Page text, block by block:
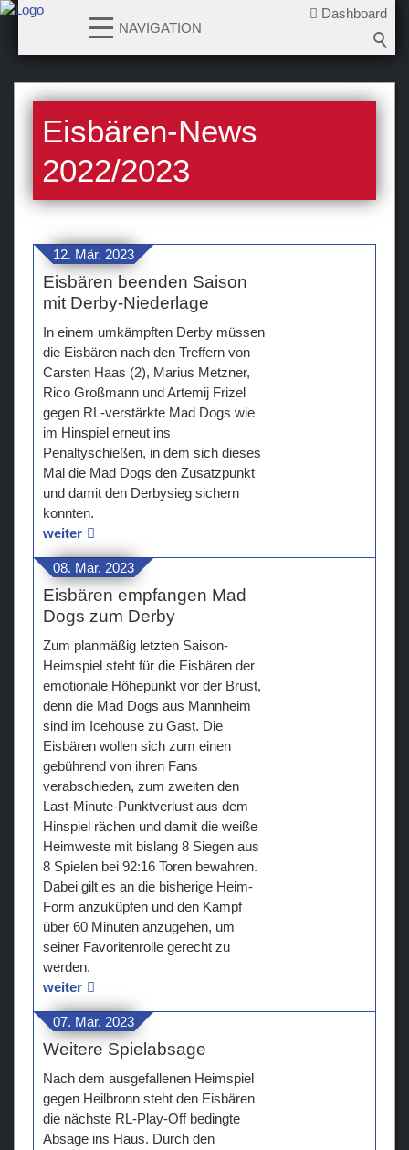
Dashboard
NAVIGATION
News
2026-2027
2025-2026
2024-2025
2022-2023
2021-2022
2020-2021
2018-2019
2017-2018
2016-2017
Teams
Verein
Sponsoren / Partner
Fanzone
Eisbären-News
2022/2023
12. Mär. 2023
Eisbären beenden Saison
mit Derby-Niederlage
In einem umkämpften Derby müssen
die Eisbären nach den Treffern von
Carsten Haas (2), Marius Metzner,
Rico Großmann und Artemij Frizel
gegen RL-verstärkte Mad Dogs wie
im Hinspiel erneut ins
Penaltyschießen, in dem sich dieses
Mal die Mad Dogs den Zusatzpunkt
und damit den Derbysieg sichern
konnten.
weiter
08. Mär. 2023
Eisbären empfangen Mad
Dogs zum Derby
Zum planmäßig letzten Saison-
Heimspiel steht für die Eisbären der
emotionale Höhepunkt vor der Brust,
denn die Mad Dogs aus Mannheim
sind im Icehouse zu Gast. Die
Eisbären wollen sich zum einen
gebührend von ihren Fans
verabschieden, zum zweiten den
Last-Minute-Punktverlust aus dem
Hinspiel rächen und damit die weiße
Heimweste mit bislang 8 Siegen aus
8 Spielen bei 92:16 Toren bewahren.
Dabei gilt es an die bisherige Heim-
Form anzuküpfen und den Kampf
über 60 Minuten anzugehen, um
seiner Favoritenrolle gerecht zu
werden.
weiter
07. Mär. 2023
Weitere Spielabsage
Nach dem ausgefallenen Heimspiel
gegen Heilbronn steht den Eisbären
die nächste RL-Play-Off bedingte
Absage ins Haus. Durch den